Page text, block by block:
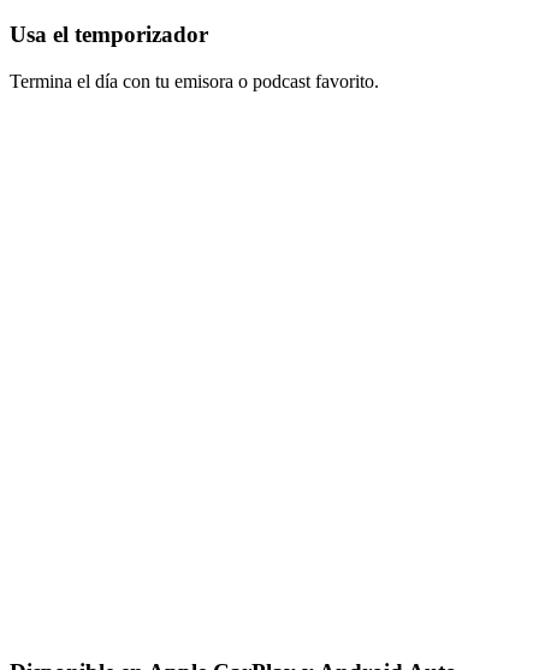
Usa el temporizador
Termina el día con tu emisora o podcast favorito.